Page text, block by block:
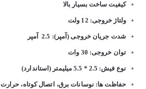
کیفیت ساخت بسیار بالا
ولتاژ خروجی: 12 ولت
شدت جریان خروجی (آمپر): 2.5 آمپر
توان خروجی: 30 وات
نوع فیش: 2.5 * 5.5 میلیمتر (استاندارد)
حفاظت ها: نوسانات برق، اتصال کوتاه، حرارت